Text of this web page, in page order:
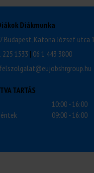
Diákmunka
Budapest, Katona József utca
225 1533 | 06 1 443 3800
TARTÁS
10:00 - 16:00
09:00 - 16:00